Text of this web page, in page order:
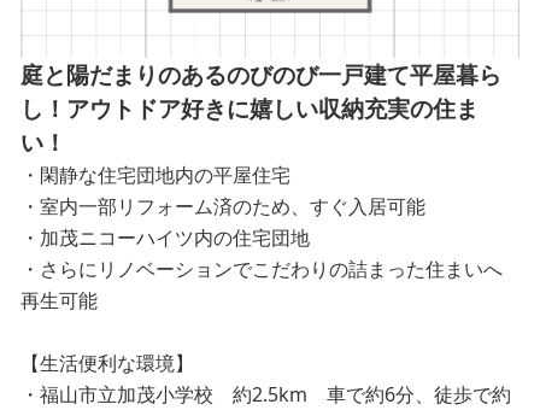
庭と陽だまりのあるのびのび一戸建て平屋暮ら
し！アウトドア好きに嬉しい収納充実の住ま
い！
・閑静な住宅団地内の平屋住宅
・室内一部リフォーム済のため、すぐ入居可能
・加茂ニコーハイツ内の住宅団地
・さらにリノベーションでこだわりの詰まった住まいへ
再生可能
【生活便利な環境】
・福山市立加茂小学校 約2.5km 車で約6分、徒歩で約